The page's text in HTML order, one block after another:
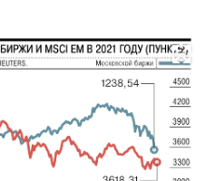
Развернуть